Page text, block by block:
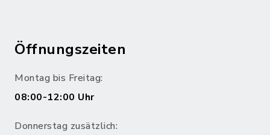
Öffnungszeiten
Montag bis Freitag:
08:00-12:00 Uhr
Donnerstag zusätzlich: